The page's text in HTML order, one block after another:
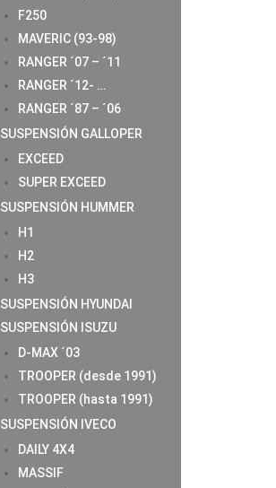
F250
MAVERIC (93-98)
RANGER ´07 – ´11
RANGER ´12- …
RANGER ´87 – ´06
SUSPENSIÓN GALLOPER
EXCEED
SUPER EXCEED
SUSPENSIÓN HUMMER
H1
H2
H3
SUSPENSIÓN HYUNDAI
SUSPENSIÓN ISUZU
D-MAX ´03
TROOPER (desde 1991)
TROOPER (hasta 1991)
SUSPENSIÓN IVECO
DAILY 4X4
MASSIF